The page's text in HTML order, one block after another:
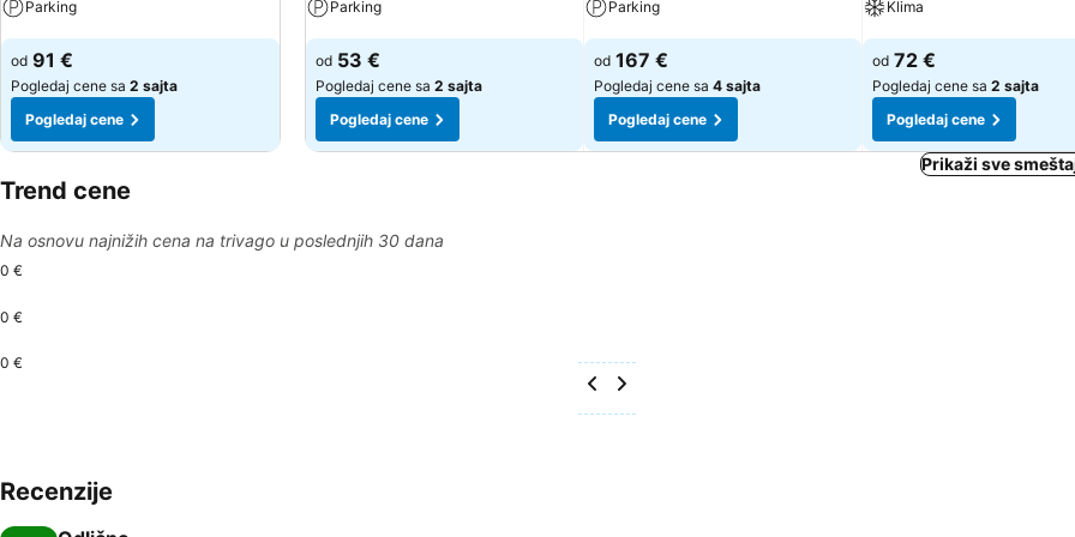
Parking
Pogledaj cene
od 91 €
Pogledaj cene sa 2 sajta
Pogledaj cene
Parking
Pogledaj cene
od 53 €
Pogledaj cene sa 2 sajta
Pogledaj cene
Parking
Pogledaj cene
od 167 €
Pogledaj cene sa 4 sajta
Pogledaj cene
Klima
Pogledaj cene
od 72 €
Pogledaj cene sa 2 sajta
Pogledaj cene
Prikaži sve
Trend cene
Na osnovu najnižih cena na trivago u poslednjih 30 dana
0 €
0 €
0 €
Recenzije